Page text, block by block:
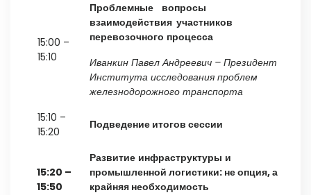
15:00 –
15:10
Проблемные вопросы
взаимодействия участников
перевозочного процесса
Иванкин Павел Андреевич – Президент
Института исследования проблем
железнодорожного транспорта
15:10 –
15:20
Подведение итогов сессии
15:20 –
15:50
Развитие инфраструктуры и
промышленной логистики: не опция, а
крайняя необходимость